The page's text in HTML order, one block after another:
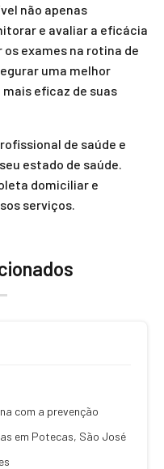
não apenas
e avaliar a eficácia
exames na rotina de
uma melhor
eficaz de suas
de saúde e
estado de saúde.
domiciliar e
serviços.
com a prevenção
em Potecas, São José